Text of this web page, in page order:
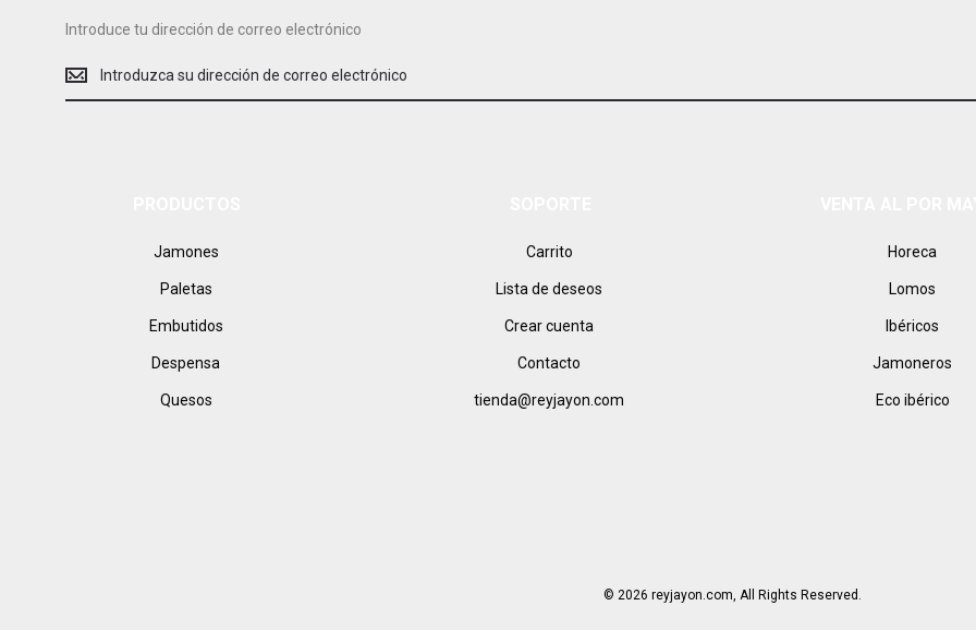
Introduce tu dirección de correo electrónico
tu
dirección
Jamones
Paletas
Embutidos
Despensa
Quesos
Carrito
Lista de deseos
Crear cuenta
Contacto
tienda@reyjayon.com
Horeca
Lomos
Ibéricos
Jamoneros
Eco ibérico
© 2026 reyjayon.com, All Rights Reserved.